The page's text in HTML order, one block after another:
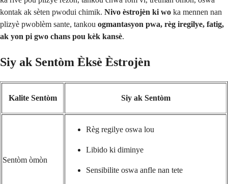
kontak ak sèten pwodui chimik. Nivo èstrojèn ki wo ka mennen nan
plizyè pwoblèm sante, tankou ogmantasyon pwa, règ iregilye, fatig,
ak yon pi gwo chans pou kèk kansè.
Siy ak Sentòm Èksè Èstrojèn
Kalite Sentòm Siy ak Sentòm
Sentòm òmòn
Règ regilye oswa lou
Libido ki diminye
Sensibilite oswa anfle nan tete